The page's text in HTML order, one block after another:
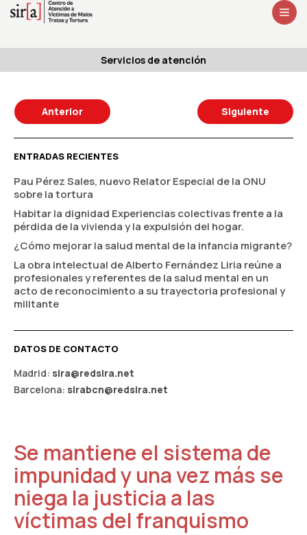
Servicios de atención
Se mantiene el sistema de
impunidad y una vez más se
niega la justicia a las
víctimas del franquismo
Anterior Siguiente
ENTRADAS RECIENTES
Pau Pérez Sales, nuevo Relator Especial de la ONU
sobre la tortura
Habitar la dignidad Experiencias colectivas frente a la
pérdida de la vivienda y la expulsión del hogar.
¿Cómo mejorar la salud mental de la infancia migrante?
La obra intelectual de Alberto Fernández Liria reúne a
profesionales y referentes de la salud mental en un
acto de reconocimiento a su trayectoria profesional y
militante
DATOS DE CONTACTO
Madrid: sira@redsira.net
Barcelona: sirabcn@redsira.net